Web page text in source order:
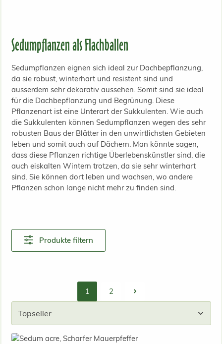
Sedumpflanzen als Flachballen
Sedumpflanzen eignen sich ideal zur Dachbepflanzung,
da sie robust, winterhart und resistent sind und
ausserdem sehr dekorativ aussehen. Somit sind sie ideal
für die Dachbepflanzung und Begrünung. Diese
Pflanzenart ist eine Unterart der Sukkulenten. Wie auch
die Sukkulenten können Sedumpflanzen wegen des sehr
robusten Baus der Blätter in den unwirtlichsten Gebieten
leben und somit auch auf Dächern. Man könnte sagen,
dass diese Pflanzen richtige Überlebenskünstler sind, die
auch eiskalten Wintern trotzen, da sie sehr winterhart
sind. Sie können dort leben und wachsen, wo andere
Pflanzen schon lange nicht mehr zu finden sind.
Produkte filtern
Seite
1 Seite
2